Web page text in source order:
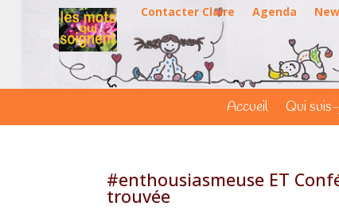
Contacter Claire Agenda
Accueil Qui
#enthousiasmeuse ET
trouvée